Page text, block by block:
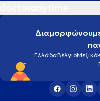
ΕλλάδαΒέλγιοΜεξικό